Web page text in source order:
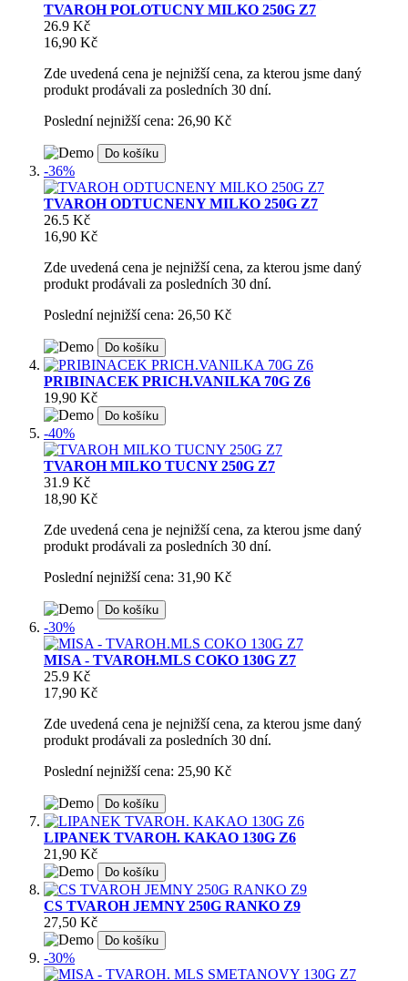
TVAROH POLOTUCNY MILKO 250G Z7
26.9 Kč
16,90 Kč
Zde uvedená cena je nejnižší cena, za kterou jsme daný
produkt prodávali za posledních 30 dní.
Poslední nejnižší cena: 26,90 Kč
Do košíku
-36%
TVAROH ODTUCNENY MILKO 250G Z7
26.5 Kč
16,90 Kč
Zde uvedená cena je nejnižší cena, za kterou jsme daný
produkt prodávali za posledních 30 dní.
Poslední nejnižší cena: 26,50 Kč
Do košíku
PRIBINACEK PRICH.VANILKA 70G Z6
19,90 Kč
Do košíku
-40%
TVAROH MILKO TUCNY 250G Z7
31.9 Kč
18,90 Kč
Zde uvedená cena je nejnižší cena, za kterou jsme daný
produkt prodávali za posledních 30 dní.
Poslední nejnižší cena: 31,90 Kč
Do košíku
-30%
MISA - TVAROH.MLS COKO 130G Z7
25.9 Kč
17,90 Kč
Zde uvedená cena je nejnižší cena, za kterou jsme daný
produkt prodávali za posledních 30 dní.
Poslední nejnižší cena: 25,90 Kč
Do košíku
LIPANEK TVAROH. KAKAO 130G Z6
21,90 Kč
Do košíku
CS TVAROH JEMNY 250G RANKO Z9
27,50 Kč
Do košíku
-30%